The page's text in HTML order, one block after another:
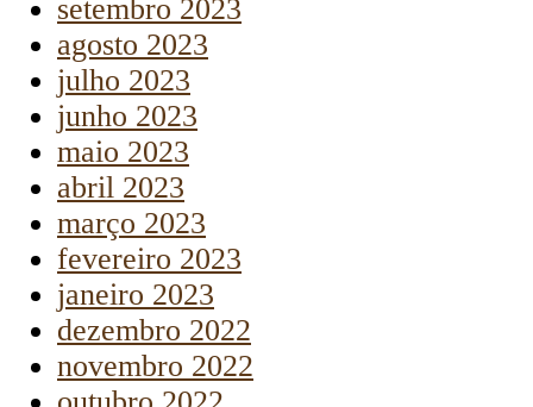
setembro 2023
agosto 2023
julho 2023
junho 2023
maio 2023
abril 2023
março 2023
fevereiro 2023
janeiro 2023
dezembro 2022
novembro 2022